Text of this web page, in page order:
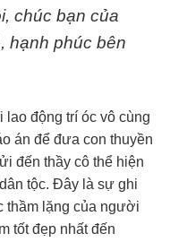
chúc bạn của
hạnh phúc bên
động trí óc vô cùng
án để đưa con thuyền
đến thầy cô thể hiện
tộc. Đây là sự ghi
thầm lặng của người
tốt đẹp nhất đến